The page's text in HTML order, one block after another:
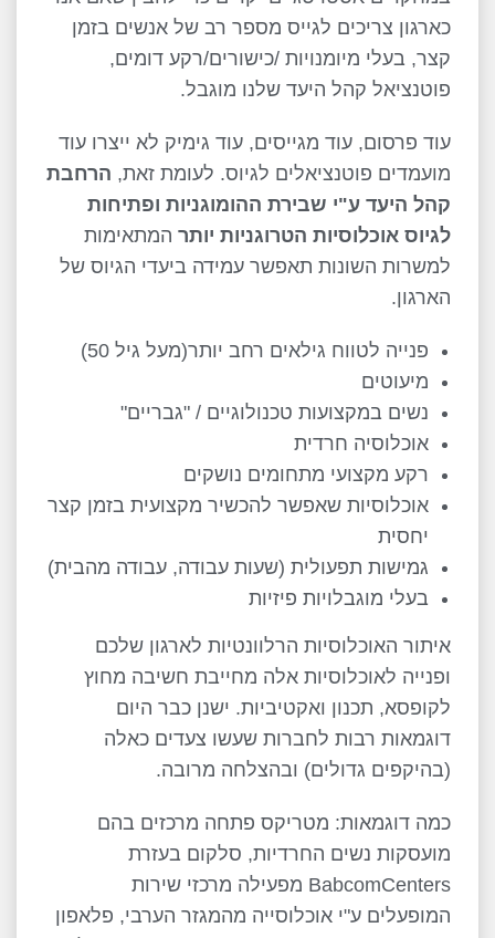
כארגון צריכים לגייס מספר רב של אנשים בזמן
קצר, בעלי מיומנויות /כישורים/רקע דומים,
פוטנציאל קהל היעד שלנו מוגבל.
עוד פרסום, עוד מגייסים, עוד גימיק לא ייצרו עוד
מועמדים פוטנציאלים לגיוס. לעומת זאת, הרחבת
קהל היעד ע"י שבירת ההומוגניות ופתיחות
לגיוס אוכלוסיות הטרוגניות יותר המתאימות
למשרות השונות תאפשר עמידה ביעדי הגיוס של
הארגון.
פנייה לטווח גילאים רחב יותר(מעל גיל 50)
מיעוטים
נשים במקצועות טכנולוגיים / "גבריים"
אוכלוסיה חרדית
רקע מקצועי מתחומים נושקים
אוכלוסיות שאפשר להכשיר מקצועית בזמן קצר
יחסית
גמישות תפעולית (שעות עבודה, עבודה מהבית)
בעלי מוגבלויות פיזיות
איתור האוכלוסיות הרלוונטיות לארגון שלכם
ופנייה לאוכלוסיות אלה מחייבת חשיבה מחוץ
לקופסא, תכנון ואקטיביות. ישנן כבר היום
דוגמאות רבות לחברות שעשו צעדים כאלה
(בהיקפים גדולים) ובהצלחה מרובה.
כמה דוגמאות: מטריקס פתחה מרכזים בהם
מועסקות נשים החרדיות, סלקום בעזרת
BabcomCenters מפעילה מרכזי שירות
המופעלים ע"י אוכלוסייה מהמגזר הערבי, פלאפון